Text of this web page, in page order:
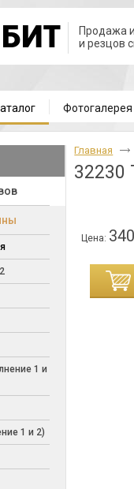
Продажа
и резцов
Фотогалерея
1 и
1 и 2)
Главная
32230
Цена: